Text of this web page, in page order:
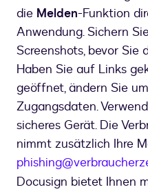
die Melden-Funktion
Anwendung. Sichern
Screenshots, bevor Sie
Haben Sie auf Links
geöffnet, ändern Sie
Zugangsdaten.
sicheres Gerät. Die
nimmt zusätzlich Ihre
Docusign bietet Ihnen